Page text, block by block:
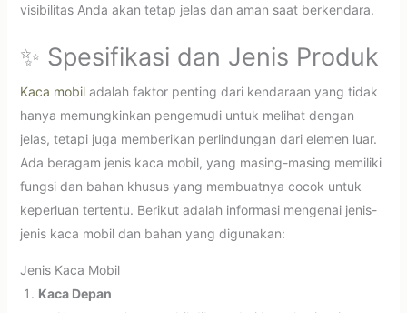
visibilitas Anda akan tetap jelas dan aman saat berkendara.
✨ Spesifikasi dan Jenis Produk
Kaca mobiladalah faktor penting dari kendaraan yang tidak
hanya memungkinkan pengemudi untuk melihat dengan
jelas, tetapi juga memberikan perlindungan dari elemen luar.
Ada beragam jenis kaca mobil, yang masing-masing memiliki
fungsi dan bahan khusus yang membuatnya cocok untuk
keperluan tertentu. Berikut adalah informasi mengenai jenis-
jenis kaca mobil dan bahan yang digunakan:
Jenis Kaca Mobil
Kaca Depan